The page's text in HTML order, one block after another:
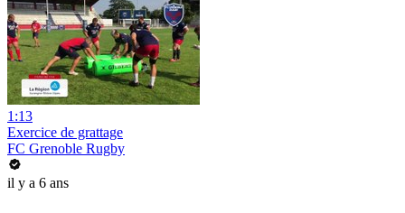
1:13
Exercice de grattage
FC Grenoble Rugby
il y a 6 ans